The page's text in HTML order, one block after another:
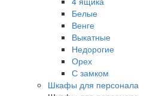
Белые
Венге
Выкатные
Недорогие
Орех
С замком
Шкафы для персонала